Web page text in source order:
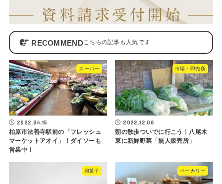
RECOMMEND
スーパー
2022.04.15
柏原市法善寺駅前の「フレッシュ
マーケットアオイ」！ダイソーも
営業中！
市場・即売所
2022.12.08
朝の散歩ついでに行こう！八尾木
東に新鮮野菜「無人販売所」
和菓子 ベーカリー